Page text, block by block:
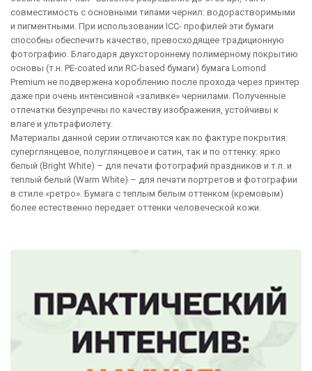
совместимость с основными типами чернил: водорастворимыми
и пигментными. При использовании ICC- профилей эти бумаги
способны обеспечить качество, превосходящее традиционную
фотографию. Благодаря двухстороннему полимерному покрытию
основы (т.н. PE-coated или RC-based бумаги) бумага Lomond
Premium не подвержена короблению после прохода через принтер
даже при очень интенсивной «заливке» чернилами. Полученные
отпечатки безупречны по качеству изображения, устойчивы к
влаге и ультрафиолету.
Материалы данной серии отличаются как по фактуре покрытия:
суперглянцевое, полуглянцевое и сатин, так и по оттенку: ярко
белый (Bright White) – для печати фотографий праздников и т.п. и
теплый белый (Warm White) – для печати портретов и фотографии
в стиле «ретро». Бумага с теплым белым оттенком (кремовым)
более естественно передает оттенки человеческой кожи.